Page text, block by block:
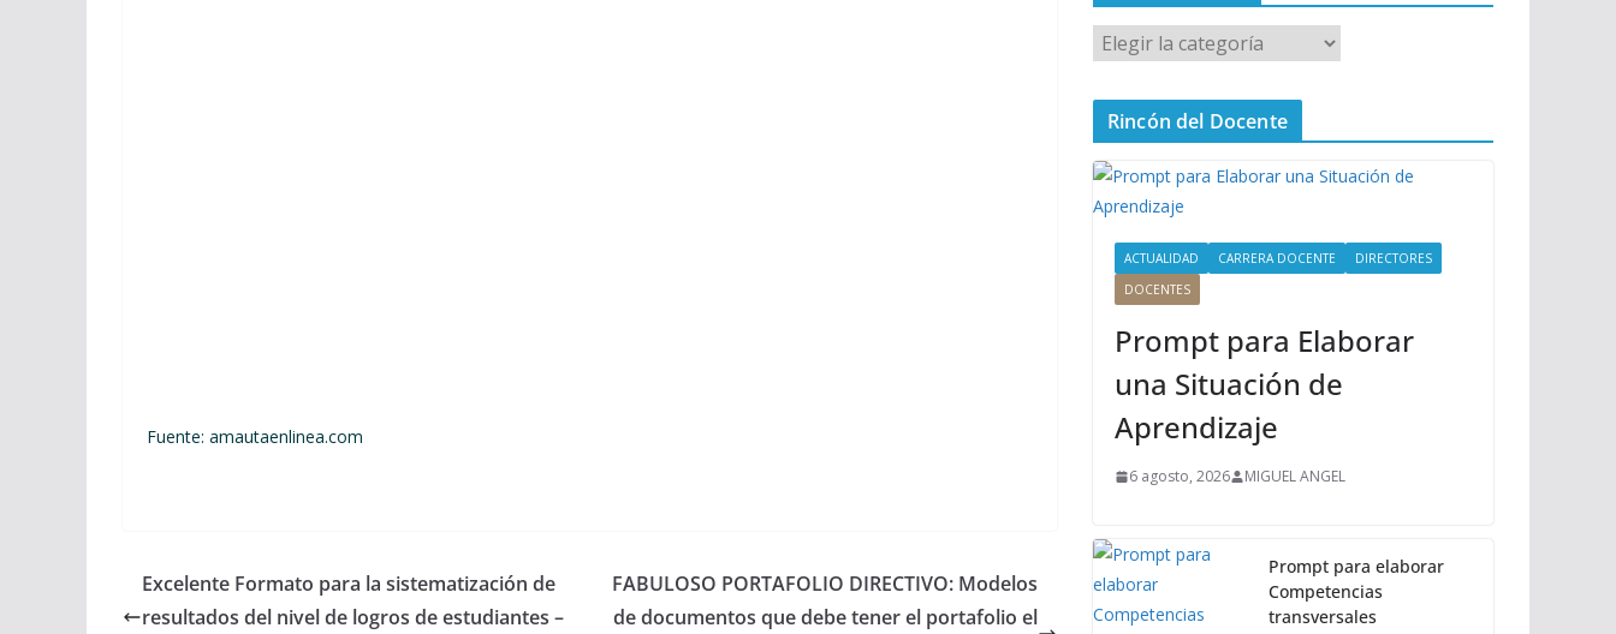
Fuente: amautaenlinea.com
Excelente Formato para la sistematización de
resultados del nivel de logros de estudiantes –
FABULOSO PORTAFOLIO DIRECTIVO: Modelos
de documentos que debe tener el portafolio el
M
e
n
P
i
Rincón del Docente
ACTUALIDAD CARRERA DOCENTE
DIRECTORES
DOCENTES
Prompt para Elaborar
una Situación de
Aprendizaje
6 agosto, 2026 MIGUEL ANGEL
Prompt para elaborar
Competencias
transversales